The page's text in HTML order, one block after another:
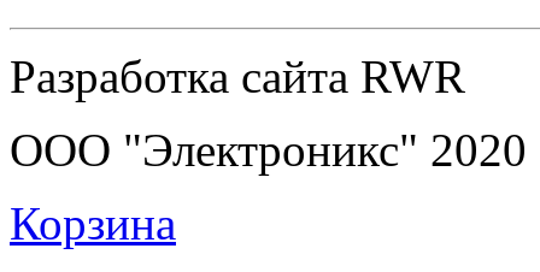
Разработка сайта RWR
ООО "Электроникс" 2020
Корзина